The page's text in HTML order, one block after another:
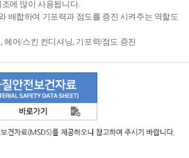
에 많이 사용됩니다.
배합하여 기포력과 점도를 증진 시켜주는 역할도
헤어/스킨 컨디셔닝, 기포력/점도 증진